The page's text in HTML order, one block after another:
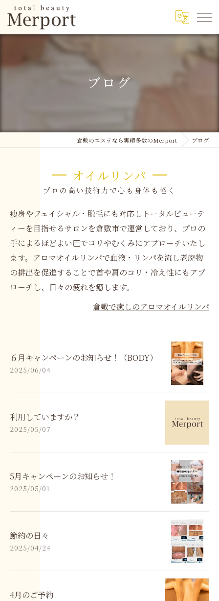
ブログ
倉敷のエステなら実績多数のMerport ブログ
オイルリンパ
プロの高い技術力で心も身体も軽く
痩身やフェイシャル・脱毛にも対応しトータルビューテ
ィーを目指せるサロンを倉敷市で運営しており、プロの
手によるほどよい圧でコリやむくみにアプローチいたし
ます。アロマオイルリンパで血液・リンパを流し老廃物
の排出を促進することで首や肩のコリ・冷え性にもアプ
ローチし、日々の疲れを癒します。
倉敷で癒しのアロマオイルリンパ
６月キャンペーンのお知らせ！（BODY）
2025/06/04
利用していますか？
2025/05/07
5月キャンペーンのお知らせ！
2025/05/01
節約の日々
2025/04/24
4月のご予約